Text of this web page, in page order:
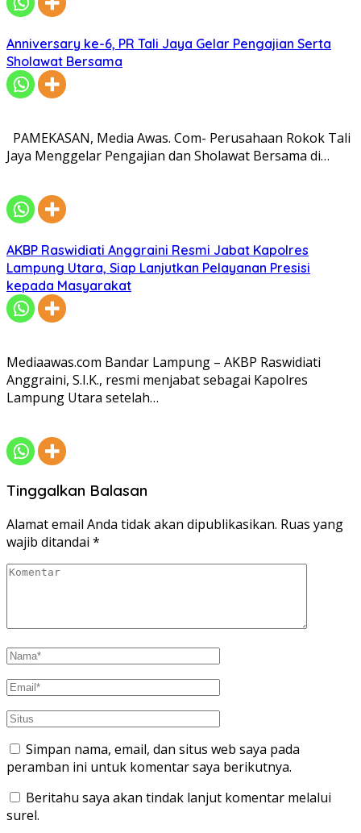
Anniversary ke-6, PR Tali Jaya Gelar Pengajian Serta
Sholawat Bersama
PAMEKASAN, Media Awas. Com- Perusahaan Rokok Tali
Jaya Menggelar Pengajian dan Sholawat Bersama di…
AKBP Raswidiati Anggraini Resmi Jabat Kapolres
Lampung Utara, Siap Lanjutkan Pelayanan Presisi
kepada Masyarakat
Mediaawas.com Bandar Lampung – AKBP Raswidiati
Anggraini, S.I.K., resmi menjabat sebagai Kapolres
Lampung Utara setelah…
Tinggalkan Balasan
Alamat email Anda tidak akan dipublikasikan. Ruas yang
wajib ditandai *
Simpan nama, email, dan situs web saya pada
peramban ini untuk komentar saya berikutnya.
Beritahu saya akan tindak lanjut komentar melalui
surel.